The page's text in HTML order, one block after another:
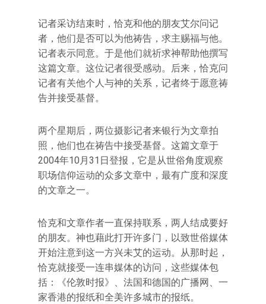
记者采访结束时，恰克和他的朋友艾尔问记
者，他们是否可以为他祷告，求主赐福与他。
记者表示同意。于是他们就祈求神帮助他撰写
这篇文章。这位记者很受感动。后来，恰克问
记者有关他个人与神的关系，记者终于愿意祷
告并接受基督。
两个星期后，两位摄影记者来银行为文章拍
照，他们也在祷告中接受基督。这篇文章于
2004年10月31日登报，它是从世俗角度观察
职场信仰运动的众多文章中，最有广度和深度
的文章之一。
恰克和文章作者一直保持联系，两人结成要好
的朋友。神也藉此打开许多门，以致世俗媒体
开始注意到这一方兴未艾的运动。从那时起，
恰克就接受一连串媒体的访问，这些媒体包
括：《伦敦时报》、法国和德国的广播网、一
家香港的报纸和全美许多城市的报纸。